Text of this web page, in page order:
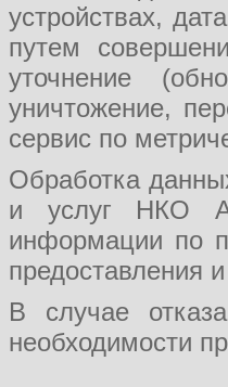
устройствах,
путем
уточнение
уничтожение,
сервис по
Обработка
и услуг НКО АО
информации по
предоставления
В случае
необходимости